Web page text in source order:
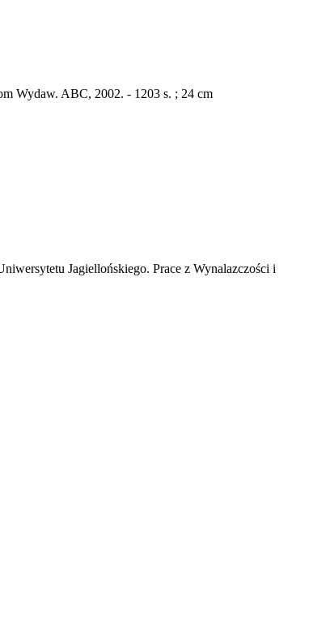
Wydaw. ABC, 2002. - 1203 s. ; 24 cm
Jagiellońskiego. Prace z Wynalazczości i